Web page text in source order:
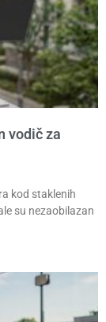
vodič za
kod staklenih
su nezaobilazan